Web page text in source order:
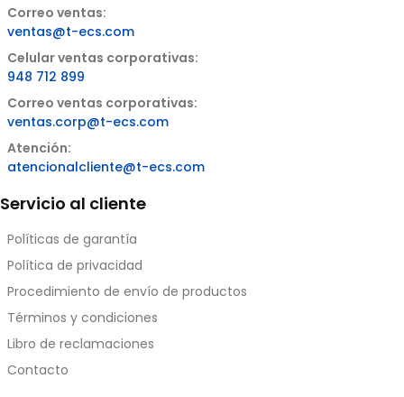
Correo ventas:
ventas@t-ecs.com
Celular ventas corporativas:
948 712 899
Correo ventas corporativas:
ventas.corp@t-ecs.com
Atención:
atencionalcliente@t-ecs.com
Servicio al cliente
Políticas de garantía
Política de privacidad
Procedimiento de envío de productos
Términos y condiciones
Libro de reclamaciones
Contacto